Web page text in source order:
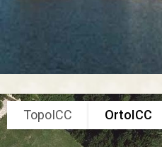
TopoICC OrtoICC